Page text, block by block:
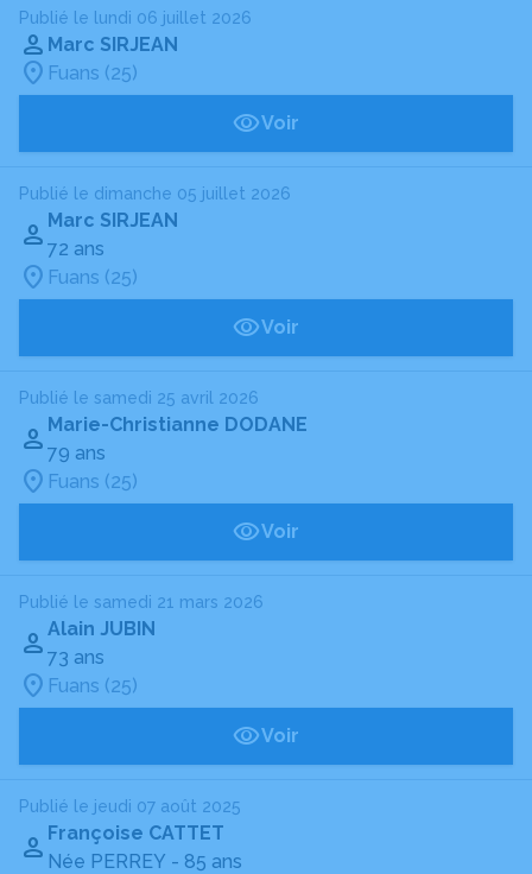
Publié le lundi 06 juillet 2026
Marc SIRJEAN
Fuans (25)
Voir
Publié le dimanche 05 juillet 2026
Marc SIRJEAN
72 ans
Fuans (25)
Voir
Publié le samedi 25 avril 2026
Marie-Christianne DODANE
79 ans
Fuans (25)
Voir
Publié le samedi 21 mars 2026
Alain JUBIN
73 ans
Fuans (25)
Voir
Publié le jeudi 07 août 2025
Françoise CATTET
Née PERREY - 85 ans